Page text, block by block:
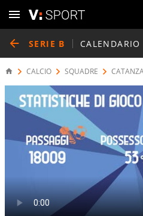
SERIE B CALENDARIO
CALCIO SQUADRE